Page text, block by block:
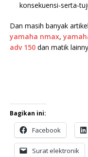
konsekuensi-serta-
Dan masih banyak
yamaha nmax,
adv 150 dan matik
Bagikan ini:
Facebook
Surat elektronik